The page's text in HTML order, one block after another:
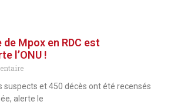
Mpox en RDC est
l’ONU !
suspects et 450 décès ont été recensés
alerte le